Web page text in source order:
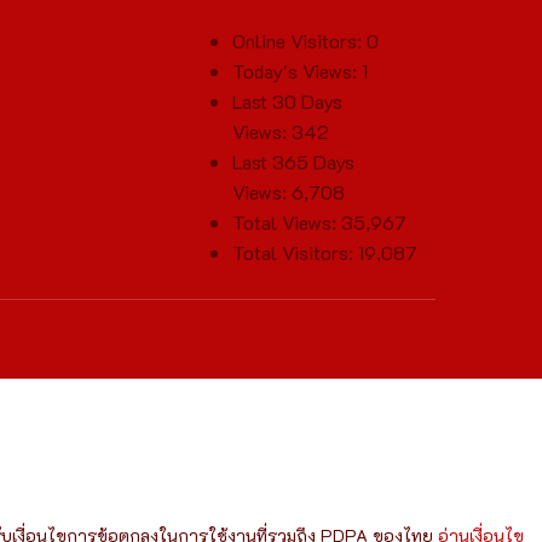
อนไขการข้อตกลงในการใช้งานที่รวมถึง PDPA ของไทย อ่านเงื่อนไข
Online Visitors:0
Today's Views: 1
Last 30 Days
Views: 342
Last 365 Days
Views: 6,708
Total Views: 35,967
Total Visitors: 19,087